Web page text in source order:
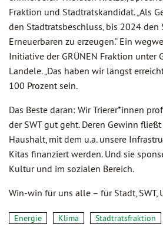
Fraktion und Stadtratskandidat. „Als
den Stadtratsbeschluss, bis 2024 den
Erneuerbaren zu erzeugen.“ Ein
Initiative der GRÜNEN Fraktion unter
Landele. „Das haben wir längst
100 Prozent sein.
Das Beste daran: Wir Trierer*innen
der SWT gut geht. Deren Gewinn
Haushalt, mit dem u.a. unsere
Kitas finanziert werden. Und sie
Kultur und im sozialen Bereich.
Win-win für uns alle – für Stadt, SWT,
Energie Klima Stadtratsfraktion